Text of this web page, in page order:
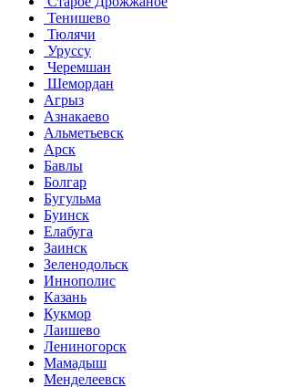
Тенишево
Тюлячи
Уруссу
Черемшан
Шемордан
Агрыз
Азнакаево
Альметьевск
Арск
Бавлы
Болгар
Бугульма
Буинск
Елабуга
Заинск
Зеленодольск
Иннополис
Казань
Кукмор
Лаишево
Лениногорск
Мамадыш
Менделеевск